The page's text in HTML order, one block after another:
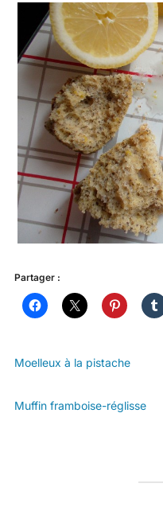
Partager :
Moelleux à la pistache
Muffin framboise-réglisse